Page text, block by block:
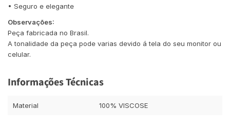
• Seguro e elegante
Observações:
Peça fabricada no Brasil.
A tonalidade da peça pode varias devido á tela do seu monitor ou
celular.
Informações Técnicas
Material 100% VISCOSE